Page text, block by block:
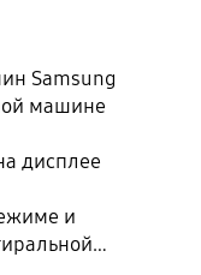
Samsung
машине
дисплее
и